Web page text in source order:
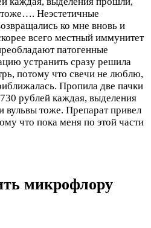
тоже…. Неэстетичные
ко мне вновь и
всего местный иммунитет
патогенные
устранить сразу решила
потому что свечи не люблю,
Пропила две пачки
рублей каждая, выделения
тоже. Препарат привел
что пока меня по этой части
микрофлору